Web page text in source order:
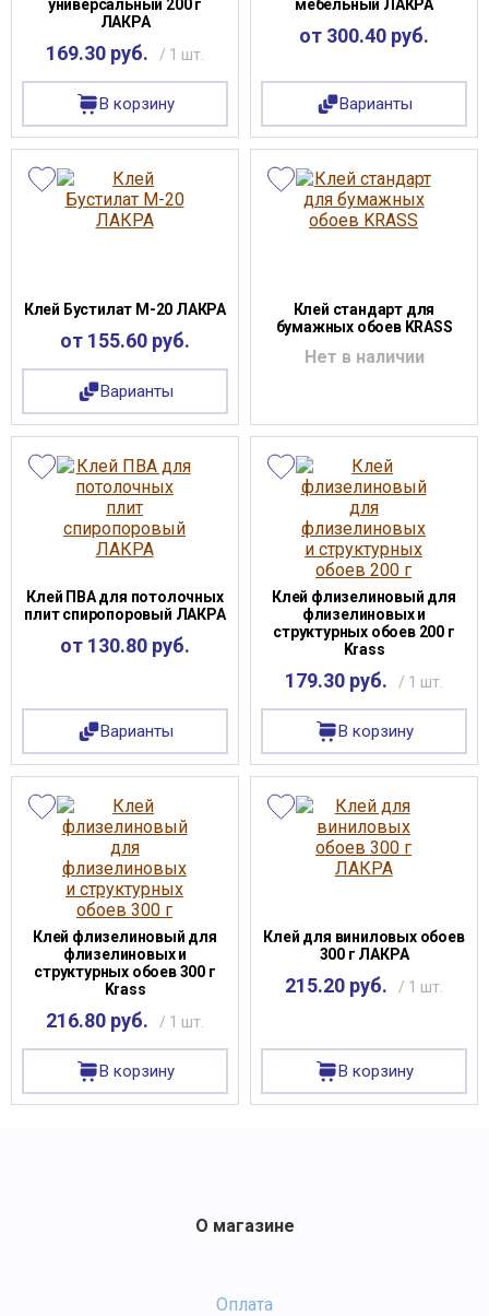
универсальный 200 г
ЛАКРА
169.30 руб. / 1 шт.
В корзину
мебельный ЛАКРА
от 300.40 руб.
Варианты
Клей Бустилат М-20 ЛАКРА
от 155.60 руб.
Варианты
Клей стандарт для
бумажных обоев KRASS
Нет в наличии
Клей ПВА для потолочных
плит спиропоровый ЛАКРА
от 130.80 руб.
Варианты
Клей флизелиновый для
флизелиновых и
структурных обоев 200 г
Krass
179.30 руб. / 1 шт.
В корзину
Клей флизелиновый для
флизелиновых и
структурных обоев 300 г
Krass
216.80 руб. / 1 шт.
В корзину
Клей для виниловых обоев
300 г ЛАКРА
215.20 руб. / 1 шт.
В корзину
О магазине
Оплата